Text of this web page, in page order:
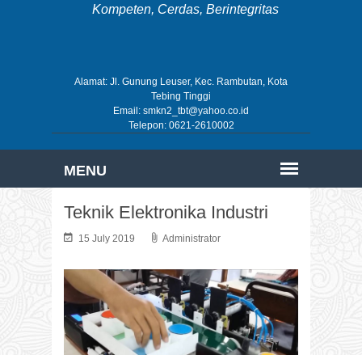
Kompeten, Cerdas, Berintegritas
Alamat: Jl. Gunung Leuser, Kec. Rambutan, Kota
Tebing Tinggi
Email: smkn2_tbt@yahoo.co.id
Telepon: 0621-2610002
Teknik Elektronika Industri
15 July 2019 Administrator